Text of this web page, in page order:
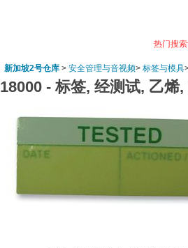
热门搜索
新加坡2号仓库 > 安全管理与音视频> 标签与模具
18000 - 标签, 经测试, 乙烯